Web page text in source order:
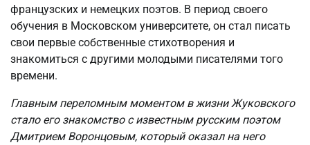
французских и немецких поэтов. В период своего
обучения в Московском университете, он стал писать
свои первые собственные стихотворения и
знакомиться с другими молодыми писателями того
времени.
Главным переломным моментом в жизни Жуковского
стало его знакомство с известным русским поэтом
Дмитрием Воронцовым, который оказал на него